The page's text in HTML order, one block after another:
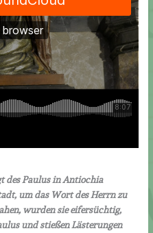
des Paulus in Antiochia
um das Wort des Herrn zu
wurden sie eifersüchtig,
und stießen Lästerungen